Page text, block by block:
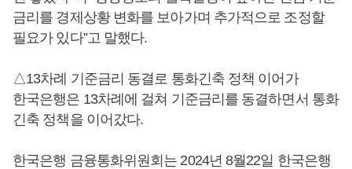
금리를 경제상황 변화를 보아가며 추가적으로 조정할
필요가 있다”고 말했다.
△13차례 기준금리 동결로 통화긴축 정책 이어가
한국은행은 13차례에 걸쳐 기준금리를 동결하면서 통화
긴축 정책을 이어갔다.
한국은행 금융통화위원회는 2024년 8월22일 한국은행